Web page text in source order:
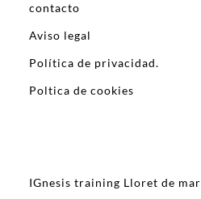
contacto
Aviso legal
Política de privacidad.
Poltica de cookies
IGnesis training Lloret de mar